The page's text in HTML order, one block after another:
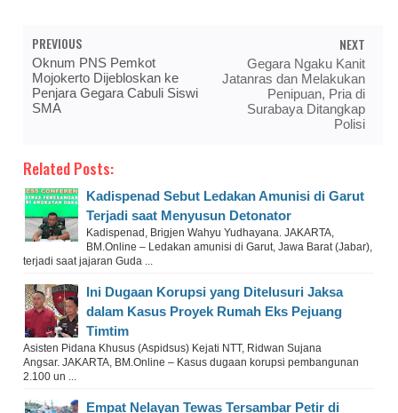
PREVIOUS
Oknum PNS Pemkot
Mojokerto Dijebloskan ke
Penjara Gegara Cabuli Siswi
SMA
NEXT
Gegara Ngaku Kanit
Jatanras dan Melakukan
Penipuan, Pria di
Surabaya Ditangkap
Polisi
Related Posts:
Kadispenad Sebut Ledakan Amunisi di Garut
Terjadi saat Menyusun Detonator
Kadispenad, Brigjen Wahyu Yudhayana. JAKARTA,
BM.Online – Ledakan amunisi di Garut, Jawa Barat (Jabar),
terjadi saat jajaran Guda ...
Ini Dugaan Korupsi yang Ditelusuri Jaksa
dalam Kasus Proyek Rumah Eks Pejuang
Timtim
Asisten Pidana Khusus (Aspidsus) Kejati NTT, Ridwan Sujana
Angsar. JAKARTA, BM.Online – Kasus dugaan korupsi pembangunan
2.100 un ...
Empat Nelayan Tewas Tersambar Petir di